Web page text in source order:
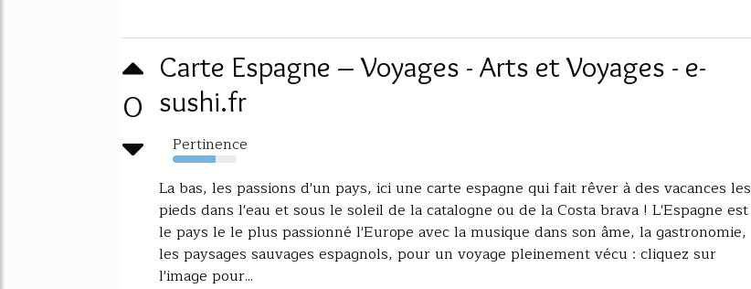
0
Carte Espagne – Voyages - Arts et Voyages - e-
sushi.fr
Pertinence
67%
La bas, les passions d'un pays, ici une carte espagne qui fait rêver à des vacances les
pieds dans l'eau et sous le soleil de la catalogne ou de la Costa brava ! L'Espagne est
le pays le le plus passionné l'Europe avec la musique dans son âme, la gastronomie,
les paysages sauvages espagnols, pour un voyage pleinement vécu : cliquez sur
l'image pour...